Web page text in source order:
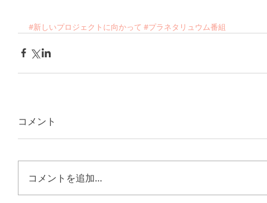
#新しいプロジェクトに向かって #プラネタリュウム番組
コメント
コメントを追加…